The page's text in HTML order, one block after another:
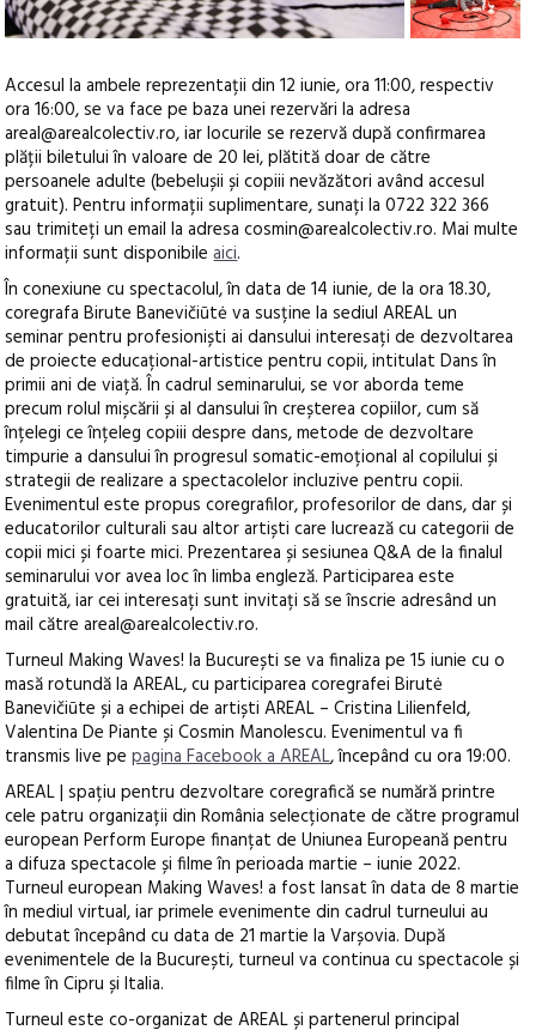
Accesul la ambele reprezentații din 12 iunie, ora 11:00, respectiv
ora 16:00, se va face pe baza unei rezervări la adresa
areal@arealcolectiv.ro, iar locurile se rezervă după confirmarea
plății biletului în valoare de 20 lei, plătită doar de către
persoanele adulte (bebelușii și copiii nevăzători având accesul
gratuit). Pentru informații suplimentare, sunați la 0722 322 366
sau trimiteți un email la adresa cosmin@arealcolectiv.ro. Mai multe
informații sunt disponibileaici.
În conexiune cu spectacolul, în data de 14 iunie, de la ora 18.30,
coregrafa Birute Banevičiūtė va susține la sediul AREAL un
seminar pentru profesioniști ai dansului interesați de dezvoltarea
de proiecte educațional-artistice pentru copii, intitulat Dans în
primii ani de viață. În cadrul seminarului, se vor aborda teme
precum rolul mișcării și al dansului în creșterea copiilor, cum să
înțelegi ce înțeleg copiii despre dans, metode de dezvoltare
timpurie a dansului în progresul somatic-emoțional al copilului și
strategii de realizare a spectacolelor incluzive pentru copii.
Evenimentul este propus coregrafilor, profesorilor de dans, dar și
educatorilor culturali sau altor artiști care lucrează cu categorii de
copii mici și foarte mici. Prezentarea și sesiunea Q&A de la finalul
seminarului vor avea loc în limba engleză. Participarea este
gratuită, iar cei interesați sunt invitați să se înscrie adresând un
mail către areal@arealcolectiv.ro.
Turneul Making Waves! la București se va finaliza pe 15 iunie cu o
masă rotundă la AREAL, cu participarea coregrafei Birutė
Banevičiūte și a echipei de artiști AREAL – Cristina Lilienfeld,
Valentina De Piante și Cosmin Manolescu. Evenimentul va fi
transmis live pepagina Facebook a AREAL, începând cu ora 19:00.
AREAL | spațiu pentru dezvoltare coregrafică se numără printre
cele patru organizații din România selecționate de către programul
european Perform Europe finanțat de Uniunea Europeană pentru
a difuza spectacole și filme în perioada martie – iunie 2022.
Turneul european Making Waves! a fost lansat în data de 8 martie
în mediul virtual, iar primele evenimente din cadrul turneului au
debutat începând cu data de 21 martie la Varșovia. După
evenimentele de la București, turneul va continua cu spectacole și
filme în Cipru și Italia.
Turneul este co-organizat de AREAL și partenerul principal